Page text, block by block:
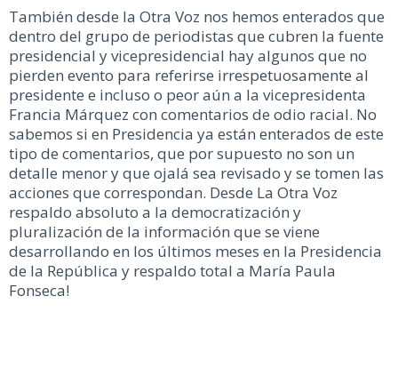
También desde la Otra Voz nos hemos enterados que
dentro del grupo de periodistas que cubren la fuente
presidencial y vicepresidencial hay algunos que no
pierden evento para referirse irrespetuosamente al
presidente e incluso o peor aún a la vicepresidenta
Francia Márquez con comentarios de odio racial. No
sabemos si en Presidencia ya están enterados de este
tipo de comentarios, que por supuesto no son un
detalle menor y que ojalá sea revisado y se tomen las
acciones que correspondan. Desde La Otra Voz
respaldo absoluto a la democratización y
pluralización de la información que se viene
desarrollando en los últimos meses en la Presidencia
de la República y respaldo total a María Paula
Fonseca!